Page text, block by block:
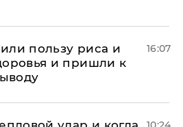
пользу риса и
и пришли к
16:07